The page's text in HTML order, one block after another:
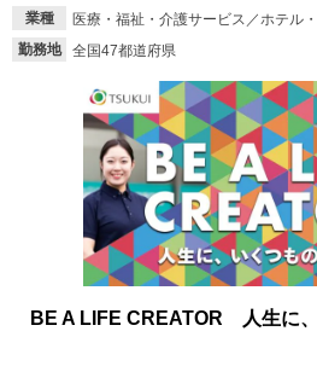
業種
医療・福祉・介護サービス／ホテル
勤務地
全国47都道府県
BE A LIFE CREATOR 人生に、